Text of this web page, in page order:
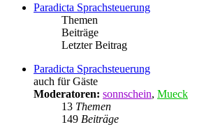
Paradicta Sprachsteuerung
Themen
Beiträge
Letzter Beitrag
Paradicta Sprachsteuerung
auch für Gäste
Moderatoren: sonnschein, Mueck
13 Themen
149 Beiträge